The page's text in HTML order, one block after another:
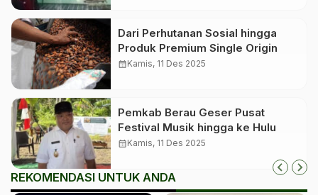
Dari Perhutanan Sosial hingga
Produk Premium Single Origin
calendar_monthKamis, 11 Des 2025
Pemkab Berau Geser Pusat
Festival Musik hingga ke Hulu
calendar_monthKamis, 11 Des 2025
REKOMENDASI UNTUK ANDA